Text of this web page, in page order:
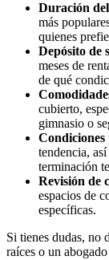
Duración
más
quienes
Depósito de
meses de
de qué
cubierto,
gimnasio o
tendencia,
terminación
Revisión de
espacios de
específicas.
Si tienes dudas, no
raíces o un